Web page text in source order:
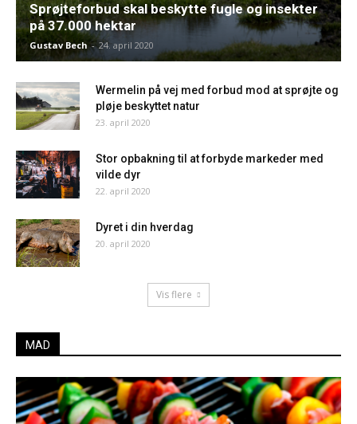
Sprøjteforbud skal beskytte fugle og insekter
på 37.000 hektar
Gustav Bech - 24. april 2020
Wermelin på vej med forbud mod at sprøjte og
pløje beskyttet natur
23. april 2020
Stor opbakning til at forbyde markeder med
vilde dyr
22. april 2020
Dyret i din hverdag
20. april 2020
Vis flere
MAD